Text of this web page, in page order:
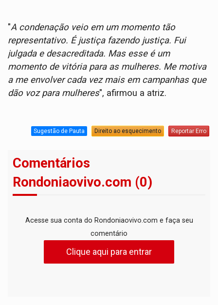
"A condenação veio em um momento tão
representativo. É justiça fazendo justiça. Fui
julgada e desacreditada. Mas esse é um
momento de vitória para as mulheres. Me motiva
a me envolver cada vez mais em campanhas que
dão voz para mulheres", afirmou a atriz.
Sugestão de Pauta Direito ao esquecimento Reportar Erro
Comentários
Rondoniaovivo.com (0)
Acesse sua conta do Rondoniaovivo.com e faça seu
comentário
Clique aqui para entrar